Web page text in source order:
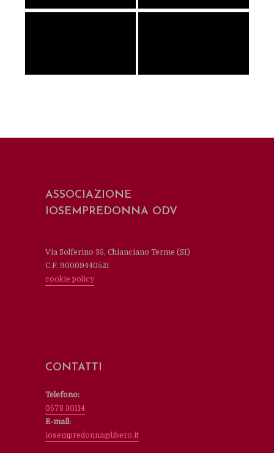
ASSOCIAZIONE
IOSEMPREDONNA ODV
Via Solferino 35, Chianciano Terme (SI)
C.F. 90009440521
cookie policy
CONTATTI
Telefono:
0578 30114
E-mail:
iosempredonna@libero.it